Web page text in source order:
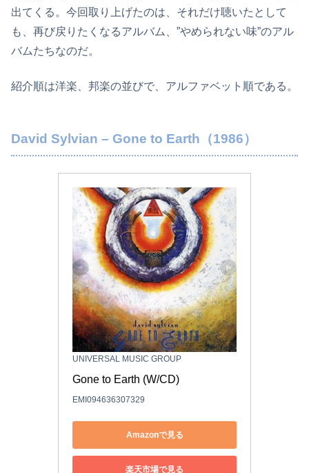
出てくる。今回取り上げたのは、それだけ聴いたとして
も、再び戻りたくなるアルバム、”やめられない味”のアル
バムたちなのだ。
紹介順は洋楽、邦楽の並びで、アルファベット順である。
David Sylvian – Gone to Earth（1986）
UNIVERSAL MUSIC GROUP
Gone to Earth (W/CD)
EMI094636307329
Amazonで見る
楽天市場で見る